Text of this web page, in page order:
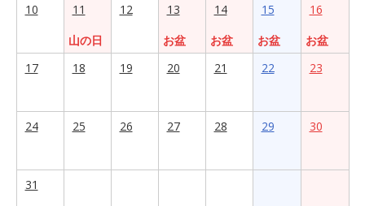
10
11
山の日
12
13
お盆
14
お盆
15
お盆
16
お盆
17
18 19 20 21 22 23
24 25 26 27 28 29 30
31